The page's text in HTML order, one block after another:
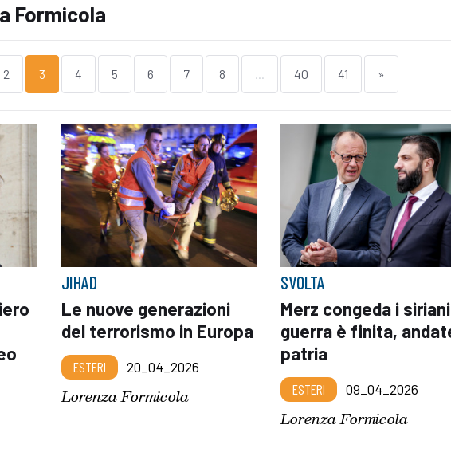
Formicola
2 3 4 5 6 7 8 ... 40 41 »
JIHAD
Le nuove generazioni
del terrorismo in Europa
ESTERI 20_04_2026
Lorenza Formicola
SVOLTA
Merz congeda i
guerra è finita,
patria
ESTERI 09_04_2026
Lorenza Formicola